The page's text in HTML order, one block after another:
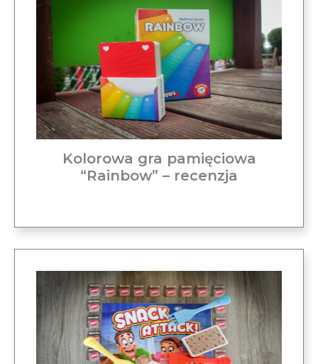
Kolorowa gra pamięciowa
“Rainbow” – recenzja